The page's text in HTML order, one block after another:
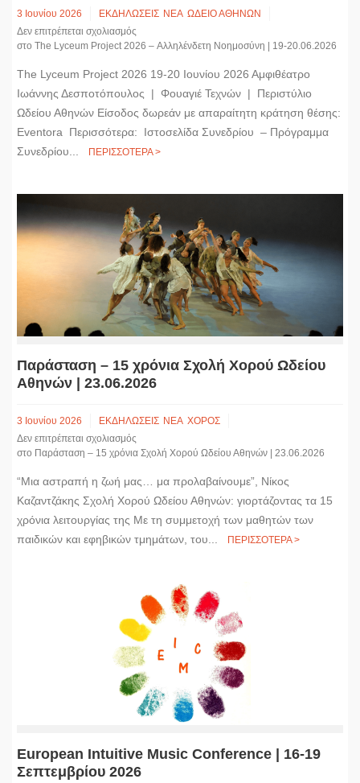
3 Ιουνίου 2026 ΕΚΔΗΛΩΣΕΙΣ ΝΕΑ ΩΔΕΙΟ ΑΘΗΝΩΝ
Δεν επιτρέπεται σχολιασμός
στο The Lyceum Project 2026 – Αλληλένδετη Νοημοσύνη | 19-20.06.2026
The Lyceum Project 2026 19-20 Ιουνίου 2026 Αμφιθέατρο
Ιωάννης Δεσποτόπουλος | Φουαγιέ Τεχνών | Περιστύλιο
Ωδείου Αθηνών Είσοδος δωρεάν με απαραίτητη κράτηση θέσης:
Eventora Περισσότερα: Ιστοσελίδα Συνεδρίου – Πρόγραμμα
Συνεδρίου...
ΠΕΡΙΣΣΟΤΕΡΑ >
Παράσταση – 15 χρόνια Σχολή Χορού Ωδείου
Αθηνών | 23.06.2026
3 Ιουνίου 2026 ΕΚΔΗΛΩΣΕΙΣ ΝΕΑ ΧΟΡΟΣ
Δεν επιτρέπεται σχολιασμός
στο Παράσταση – 15 χρόνια Σχολή Χορού Ωδείου Αθηνών | 23.06.2026
“Μια αστραπή η ζωή μας… μα προλαβαίνουμε”, Νίκος
Καζαντζάκης Σχολή Χορού Ωδείου Αθηνών: γιορτάζοντας τα 15
χρόνια λειτουργίας της Με τη συμμετοχή των μαθητών των
παιδικών και εφηβικών τμημάτων, του...
ΠΕΡΙΣΣΟΤΕΡΑ >
European Intuitive Music Conference | 16-19
Σεπτεμβρίου 2026